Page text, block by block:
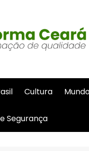
Cultura
Segurança